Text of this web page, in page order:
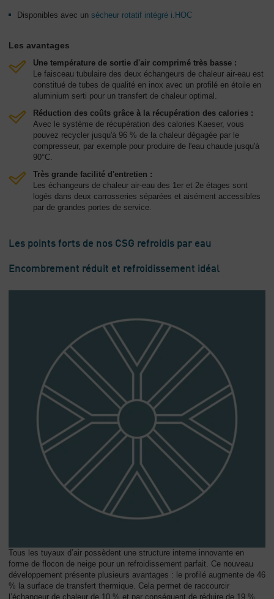
Disponibles avec un sécheur rotatif intégré i.HOC
Les avantages
Une température de sortie d'air comprimé très basse :
Le faisceau tubulaire des deux échangeurs de chaleur air-eau est
constitué de tubes de qualité en inox avec un profilé en étoile en
aluminium serti pour un transfert de chaleur optimal.
Réduction des coûts grâce à la récupération des calories :
Avec le système de récupération des calories Kaeser, vous
pouvez recycler jusqu'à 96 % de la chaleur dégagée par le
compresseur, par exemple pour produire de l'eau chaude jusqu'à
90°C.
Très grande facilité d'entretien :
Les échangeurs de chaleur air-eau des 1er et 2e étages sont
logés dans deux carrosseries séparées et aisément accessibles
par de grandes portes de service.
Les points forts de nos CSG refroidis par eau
Encombrement réduit et refroidissement idéal
Tous les tuyaux d’air possèdent une structure interne innovante en
forme de flocon de neige pour un refroidissement parfait. Ce nouveau
développement présente plusieurs avantages : le profilé augmente de 46
% la surface de transfert thermique. Cela permet de raccourcir
l’échangeur de chaleur de 10 % et par conséquent de réduire de 19 %